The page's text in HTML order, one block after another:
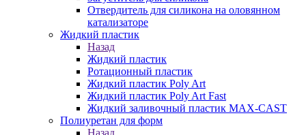
Отвердитель для силикона на оловянном
катализаторе
Жидкий пластик
Назад
Жидкий пластик
Ротационный пластик
Жидкий пластик Poly Art
Жидкий пластик Poly Art Fast
Жидкий заливочный пластик MAX-CAST
Полиуретан для форм
Назад